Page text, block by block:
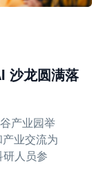
沙龙圆满落
产业园举
业交流为
人员参